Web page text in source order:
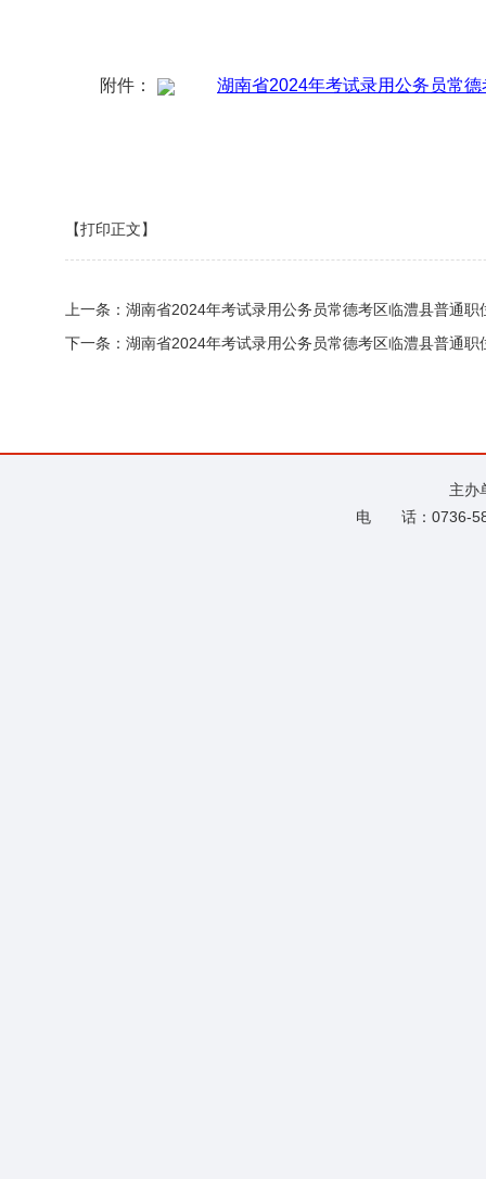
附件： 湖南省2024年考试录用公务员常
【打印正文】
上一条： 湖南省2024年考试录用公务员常德考区临澧县普通职
下一条： 湖南省2024年考试录用公务员常德考区临澧县普通职
主
电 话：0736-